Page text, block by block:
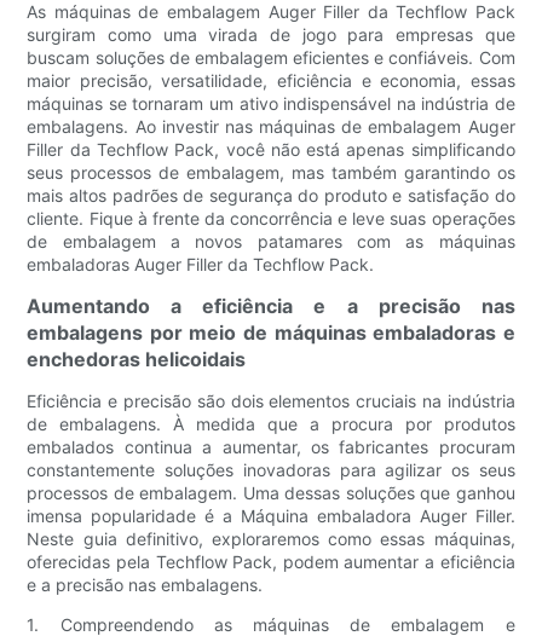
As máquinas de embalagem Auger Filler da Techflow Pack
surgiram como uma virada de jogo para empresas que
buscam soluções de embalagem eficientes e confiáveis. Com
maior precisão, versatilidade, eficiência e economia, essas
máquinas se tornaram um ativo indispensável na indústria de
embalagens. Ao investir nas máquinas de embalagem Auger
Filler da Techflow Pack, você não está apenas simplificando
seus processos de embalagem, mas também garantindo os
mais altos padrões de segurança do produto e satisfação do
cliente. Fique à frente da concorrência e leve suas operações
de embalagem a novos patamares com as máquinas
embaladoras Auger Filler da Techflow Pack.
Aumentando a eficiência e a precisão nas
embalagens por meio de máquinas embaladoras e
enchedoras helicoidais
Eficiência e precisão são dois elementos cruciais na indústria
de embalagens. À medida que a procura por produtos
embalados continua a aumentar, os fabricantes procuram
constantemente soluções inovadoras para agilizar os seus
processos de embalagem. Uma dessas soluções que ganhou
imensa popularidade é a Máquina embaladora Auger Filler.
Neste guia definitivo, exploraremos como essas máquinas,
oferecidas pela Techflow Pack, podem aumentar a eficiência
e a precisão nas embalagens.
1. Compreendendo as máquinas de embalagem e